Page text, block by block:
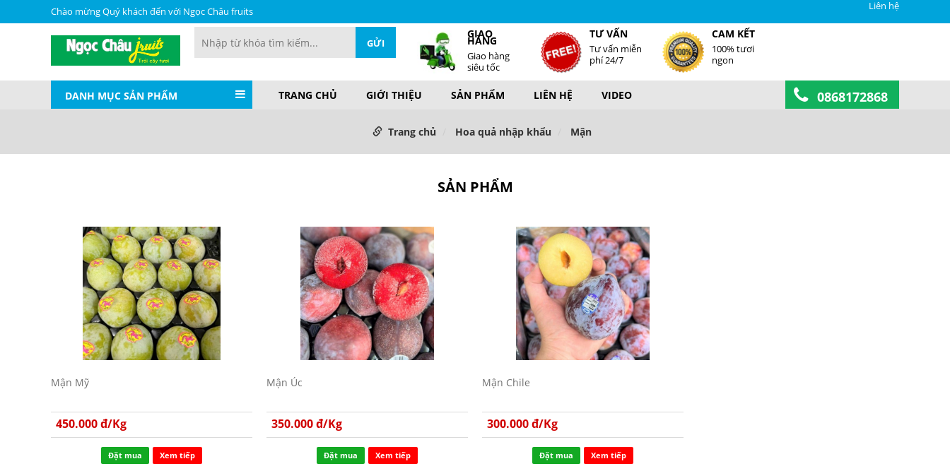
Chào mừng Quý khách đến với Ngọc Châu fruits Liên hệ
GIAO
HÀNG
Giao hàng
siêu tốc
TƯ VẤN
Tư vấn miễn
phí 24/7
CAM KẾT
100% tươi
ngon
DANH MỤC SẢN PHẨM TRANG CHỦ GIỚI THIỆU SẢN PHẨM LIÊN HỆ VIDEO 0868172868
Trang chủ Hoa quả nhập khẩu Mận
SẢN PHẨM
Mận Mỹ
450.000 đ/Kg
Đặt mua Xem tiếp
Mận Úc
350.000 đ/Kg
Đặt mua Xem tiếp
Mận Chile
300.000 đ/Kg
Đặt mua Xem tiếp